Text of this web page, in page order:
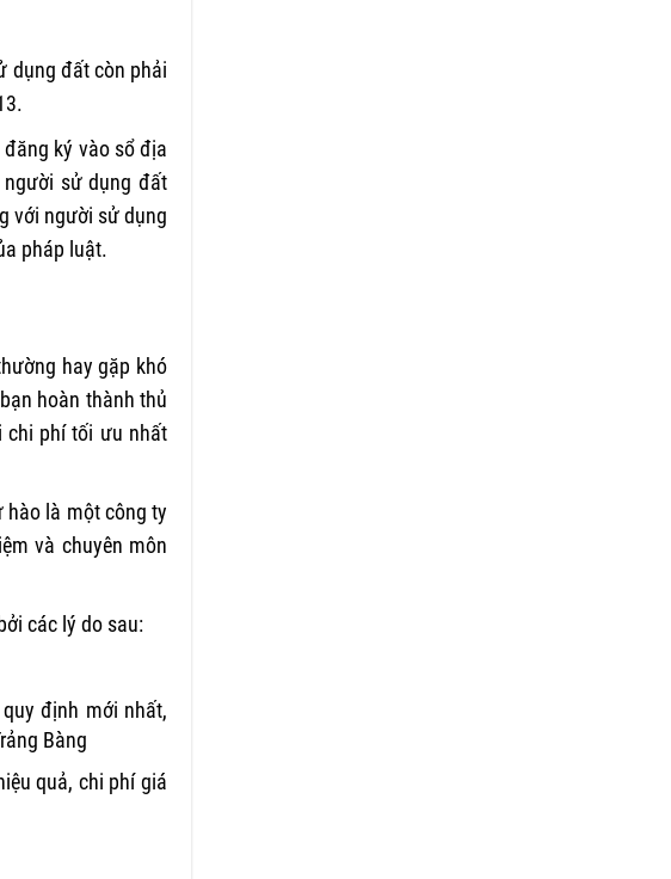
dụng đất còn phải
ký vào sổ địa
sử dụng đất
với người sử dụng
pháp luật.
hay gặp khó
hoàn thành thủ
chi phí tối ưu nhất
hào là một công ty
và chuyên môn
các lý do sau:
định mới nhất,
Bàng
quả, chi phí giá